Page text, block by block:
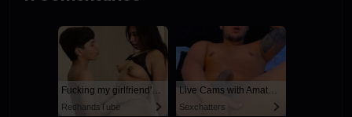
Fucking my girlfriend's hot mommy by mistake
RedhandsTube
Live Cams with Amateur Men
Sexchatters